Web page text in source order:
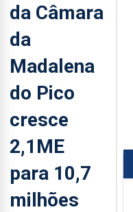
da Câmara
da
Madalena
do Pico
cresce
2,1ME
para 10,7
milhões